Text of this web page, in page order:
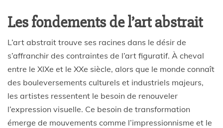
Les fondements de l’art abstrait
L’art abstrait trouve ses racines dans le désir de
s’affranchir des contraintes de l’art figuratif. À cheval
entre le XIXe et le XXe siècle, alors que le monde connaît
des bouleversements culturels et industriels majeurs,
les artistes ressentent le besoin de renouveler
l’expression visuelle. Ce besoin de transformation
émerge de mouvements comme l’impressionnisme et le